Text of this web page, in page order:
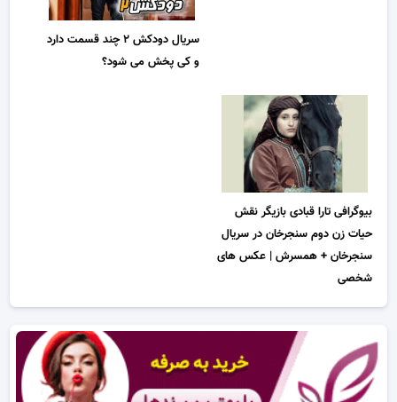
سریال دودکش ۲ چند قسمت دارد
و کی پخش می شود؟
بیوگرافی تارا قبادی بازیگر نقش
حیات زن دوم سنجرخان در سریال
سنجرخان + همسرش | عکس های
شخصی